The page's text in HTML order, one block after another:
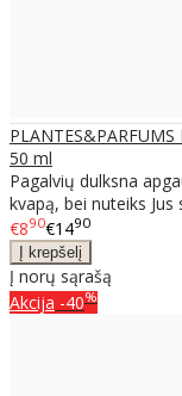
50 ml
Pagalvių dulksna
kvapą, bei nuteiks Jus
€890€1490
Į norų sąrašą
Akcija -40%